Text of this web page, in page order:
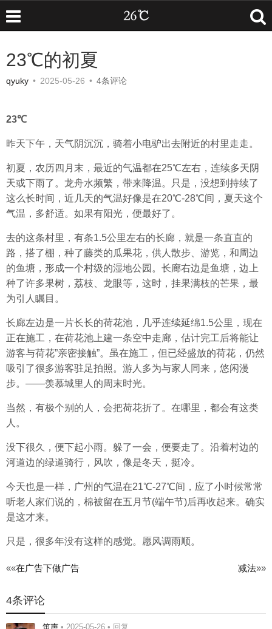
23℃的初夏
qyuky • 2025-05-26 • 4条评论
23℃
昨天下午，天气阴沉沉，骑着小电驴出去附近的村里走走。
初夏，农历四月末，最近的气温都在25℃左右，连续多天阴
天或下雨了。龙舟水频繁，带来降温。只是，没想到持续了
这么长时间，近几天的气温好像是在20℃-28℃间，夏天这个
气温，多舒适。如果有阳光，便最好了。
去的这条村里，有条1.5公里左右的长廊，就是一条直直的
路，搭了棚，种了藤类的瓜果花，供人散步、游览，和周边
的鱼塘，形成一个村级的湿地公园。长廊右边是鱼塘，边上
种了许多果树，荔枝、龙眼等，这时，挂果满枝的芒果，最
为引人瞩目。
长廊左边是一片长长的荷花池，几乎连续延绵1.5公里，现在
正在施工，在荷花池上建一条空中走廊，估计完工后将能让
游客与荷花”亲密接触”。虽在施工，但已经盛放的荷花，仍然
吸引了很多游客驻足拍照。游人多为与家人同来，悠闲漫
步。——羡慕城里人的周末时光。
当然，有极个别的人，会把荷花折了。在哪里，都会有这类
人。
没下很久，便下起小雨。躲了一会，便要走了。沿着村边的
河道边的绿道骑行，风吹，像是冬天，挺冷。
今天也是一样，广州的气温在21℃-27℃间，应了小时候常常
听老人家们说的，棉被留在五月节(端午节)后再收起来。确实
是这才来。
只是，很多年没有这样的感觉。愿风调雨顺。
文
章
导
««在广告下做广告 减法»»
4条评论
笛声 • 2025-05-26 • 回复